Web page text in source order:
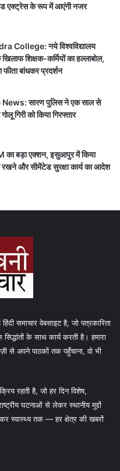
एक्ट्रेस के रूप में आएंगी नजर
College: नये विश्वविद्यालय
शिक्षक-कर्मियों का हल्लाबोल,
बांधकर प्रदर्शन
सारण पुलिस ने एक साल से
गिरी को किया गिरफ्तार
का बड़ा एक्शन, इसुआपुर में किया
रखने और सीमेंटेड सुरक्षा कार्य का आदेश
समाचार वेबसाइट है, जो पत्रकारिता
के साथ कार्य करती है। हमारा
से अपने पाठकों तक पहुँचाना, वो भी
रहती है, जो हर दिन विशेष,
घटनाओं से लेकर स्थानीय मुद्दों
स्वास्थ्य तक — हर क्षेत्र की खबरों